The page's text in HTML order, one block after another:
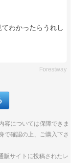
わかったらうれし
Forestway
容については保障できま
で確認の上、ご購入下さ
販サイトに投稿されたレ